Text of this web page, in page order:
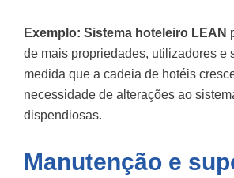
Exemplo: Sistema hoteleiro LEAN
de mais propriedades, utilizadores e
medida que a cadeia de hotéis
necessidade de alterações ao
dispendiosas.
Manutenção e